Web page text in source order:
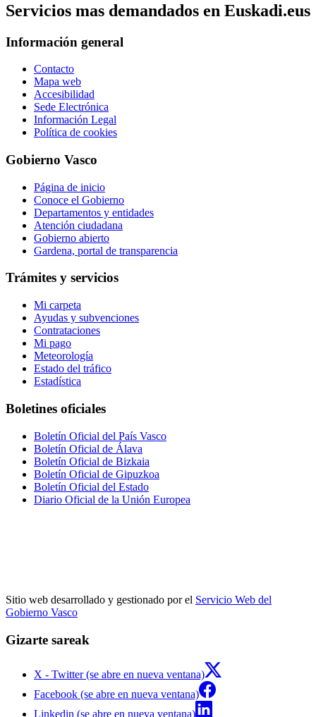
Servicios mas demandados en Euskadi.eus
Información general
Contacto
Mapa web
Accesibilidad
Sede Electrónica
Información Legal
Política de cookies
Gobierno Vasco
Página de inicio
Conoce el Gobierno
Departamentos y entidades
Atención ciudadana
Gobierno abierto
Gardena, portal de transparencia
Trámites y servicios
Mi carpeta
Ayudas y subvenciones
Contrataciones
Mi pago
Meteorología
Estado del tráfico
Estadística
Boletines oficiales
Boletín Oficial del País Vasco
Boletín Oficial de Álava
Boletín Oficial de Bizkaia
Boletín Oficial de Gipuzkoa
Boletín Oficial del Estado
Diario Oficial de la Unión Europea
Sitio web desarrollado y gestionado por el Servicio Web del
Gobierno Vasco
Gizarte sareak
X - Twitter (se abre en nueva ventana)
Facebook (se abre en nueva ventana)
Linkedin (se abre en nueva ventana)